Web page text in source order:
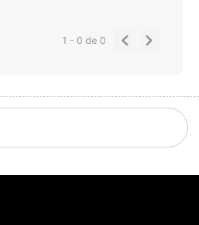
1 - 0de 0